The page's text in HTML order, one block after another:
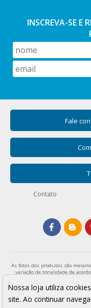
INSCREVA-SE E
Fale
Contato
As fotos dos produtos são
variação de tonalidade de
enquanto durar o estoque. Os
e podem sofrer alterações sem
Armarinho
Nossa loja utiliza
site. Ao continuar